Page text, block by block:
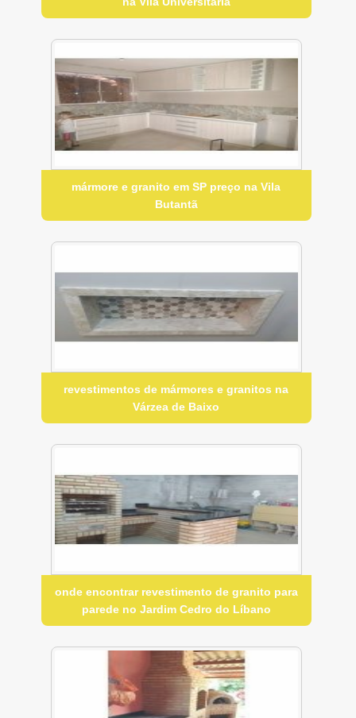
mármore e granito em SP preço na Vila
Butantã
revestimentos de mármores e granitos na
Várzea de Baixo
onde encontrar revestimento de granito para
parede no Jardim Cedro do Líbano